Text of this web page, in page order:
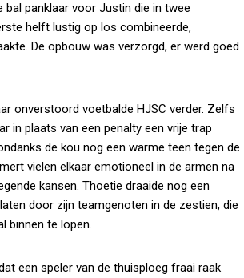
bal panklaar voor Justin die in twee
helft lustig op los combineerde,
De opbouw was verzorgd, er werd goed
onverstoord voetbalde HJSC verder. Zelfs
in plaats van een penalty een vrije trap
de kou nog een warme teen tegen de
vielen elkaar emotioneel in de armen na
kansen. Thoetie draaide nog een
door zijn teamgenoten in de zestien, die
binnen te lopen.
een speler van de thuisploeg fraai raak